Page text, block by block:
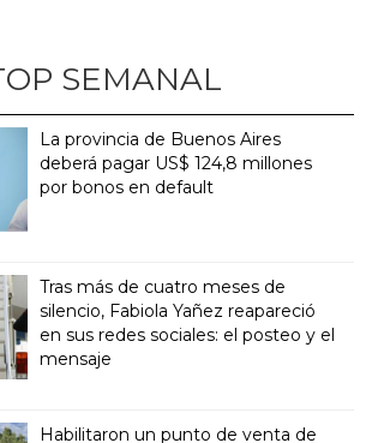
SEMANAL
La provincia de Buenos Aires
deberá pagar US$ 124,8 millones
por bonos en default
Tras más de cuatro meses de
silencio, Fabiola Yañez reapareció
en sus redes sociales: el posteo y el
mensaje
Habilitaron un punto de venta de